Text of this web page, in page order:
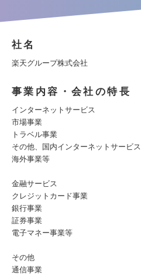
社名
楽天グループ株式会社
事業内容・会社の特長
インターネットサービス
市場事業
トラベル事業
その他、国内インターネットサービス
海外事業等
金融サービス
クレジットカード事業
銀行事業
証券事業
電子マネー事業等
その他
通信事業